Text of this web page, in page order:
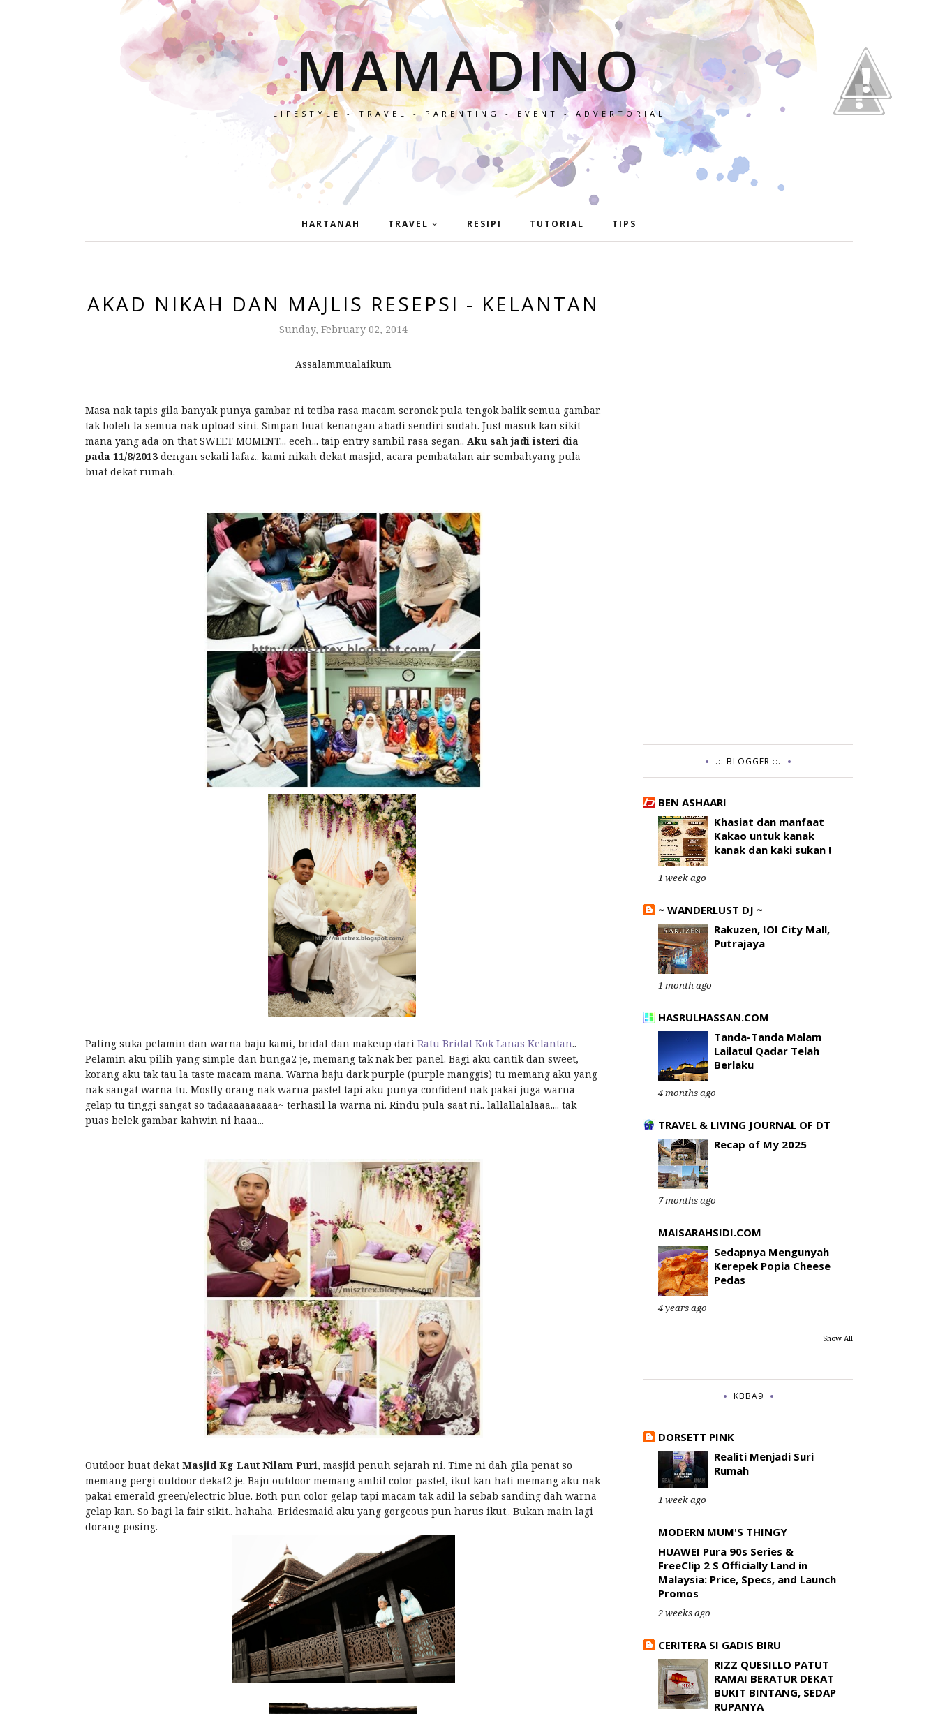
MAMADINO
LIFESTYLE - TRAVEL - PARENTING - EVENT - ADVERTORIAL
HARTANAH TRAVEL RESIPI TUTORIAL TIPS
AKAD NIKAH DAN MAJLIS RESEPSI - KELANTAN
Sunday, February 02, 2014
Assalammualaikum
Masa nak tapis gila banyak punya gambar ni tetiba rasa macam seronok pula tengok balik semua gambar.
tak boleh la semua nak upload sini. Simpan buat kenangan abadi sendiri sudah. Just masuk kan sikit
mana yang ada on that SWEET MOMENT... eceh... taip entry sambil rasa segan.. Aku sah jadi isteri dia
pada 11/8/2013 dengan sekali lafaz.. kami nikah dekat masjid, acara pembatalan air sembahyang pula
buat dekat rumah.
Paling suka pelamin dan warna baju kami, bridal dan makeup dari Ratu Bridal Kok Lanas Kelantan..
Pelamin aku pilih yang simple dan bunga2 je, memang tak nak ber panel. Bagi aku cantik dan sweet,
korang aku tak tau la taste macam mana. Warna baju dark purple (purple manggis) tu memang aku yang
nak sangat warna tu. Mostly orang nak warna pastel tapi aku punya confident nak pakai juga warna
gelap tu tinggi sangat so tadaaaaaaaaaa~ terhasil la warna ni. Rindu pula saat ni.. lallallalalaaa.... tak
puas belek gambar kahwin ni haaa...
Outdoor buat dekat Masjid Kg Laut Nilam Puri, masjid penuh sejarah ni. Time ni dah gila penat so
memang pergi outdoor dekat2 je. Baju outdoor memang ambil color pastel, ikut kan hati memang aku nak
pakai emerald green/electric blue. Both pun color gelap tapi macam tak adil la sebab sanding dah warna
gelap kan. So bagi la fair sikit.. hahaha. Bridesmaid aku yang gorgeous pun harus ikut.. Bukan main lagi
dorang posing.
.:: BLOGGER ::.
BEN ASHAARI
Khasiat dan manfaat
Kakao untuk kanak
kanak dan kaki sukan !
1 week ago
~ WANDERLUST DJ ~
Rakuzen, IOI City Mall,
Putrajaya
1 month ago
HASRULHASSAN.COM
Tanda-Tanda Malam
Lailatul Qadar Telah
Berlaku
4 months ago
TRAVEL & LIVING JOURNAL OF DT
Recap of My 2025
7 months ago
MAISARAHSIDI.COM
Sedapnya Mengunyah
Kerepek Popia Cheese
Pedas
4 years ago
Show All
KBBA9
DORSETT PINK
Realiti Menjadi Suri
Rumah
1 week ago
MODERN MUM'S THINGY
HUAWEI Pura 90s Series &
FreeClip 2 S Officially Land in
Malaysia: Price, Specs, and Launch
Promos
2 weeks ago
CERITERA SI GADIS BIRU
RIZZ QUESILLO PATUT
RAMAI BERATUR DEKAT
BUKIT BINTANG, SEDAP
RUPANYA